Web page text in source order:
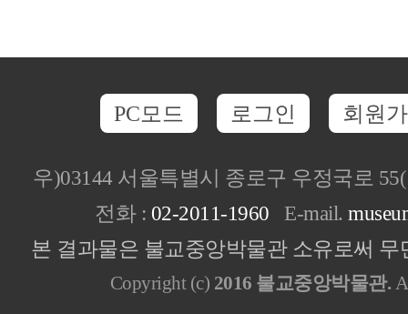
PC모드 로그인 회원
우)03144 서울특별시 종로구 우정국로
전화 : 02-2011-1960 E-mail.
본 결과물은 불교중앙박물관 소유로써
Copyright (c) 2016 불교중앙박물관.